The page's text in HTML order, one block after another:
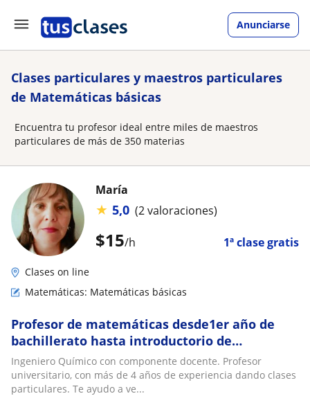
Anunciarse
Clases particulares y maestros particulares
de Matemáticas básicas
Encuentra tu profesor ideal entre miles de maestros
particulares de más de 350 materias
$15/h 1ª clase gratis
María
★ 5,0 (2 valoraciones)
Clases on line
Matemáticas: Matemáticas básicas
Profesor de matemáticas desde1er año de
bachillerato hasta introductorio de
ingeniería
Ingeniero Químico con componente docente. Profesor
universitario, con más de 4 años de experiencia dando clases
particulares. Te ayudo a ve...